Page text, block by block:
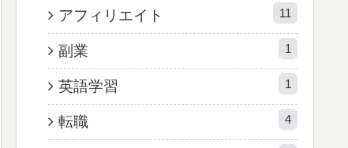
アフィリエイト 11
副業 1
英語学習 1
転職 4